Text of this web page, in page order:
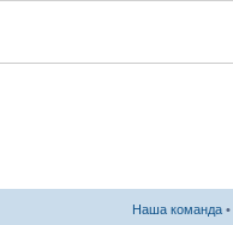
Наша команда •